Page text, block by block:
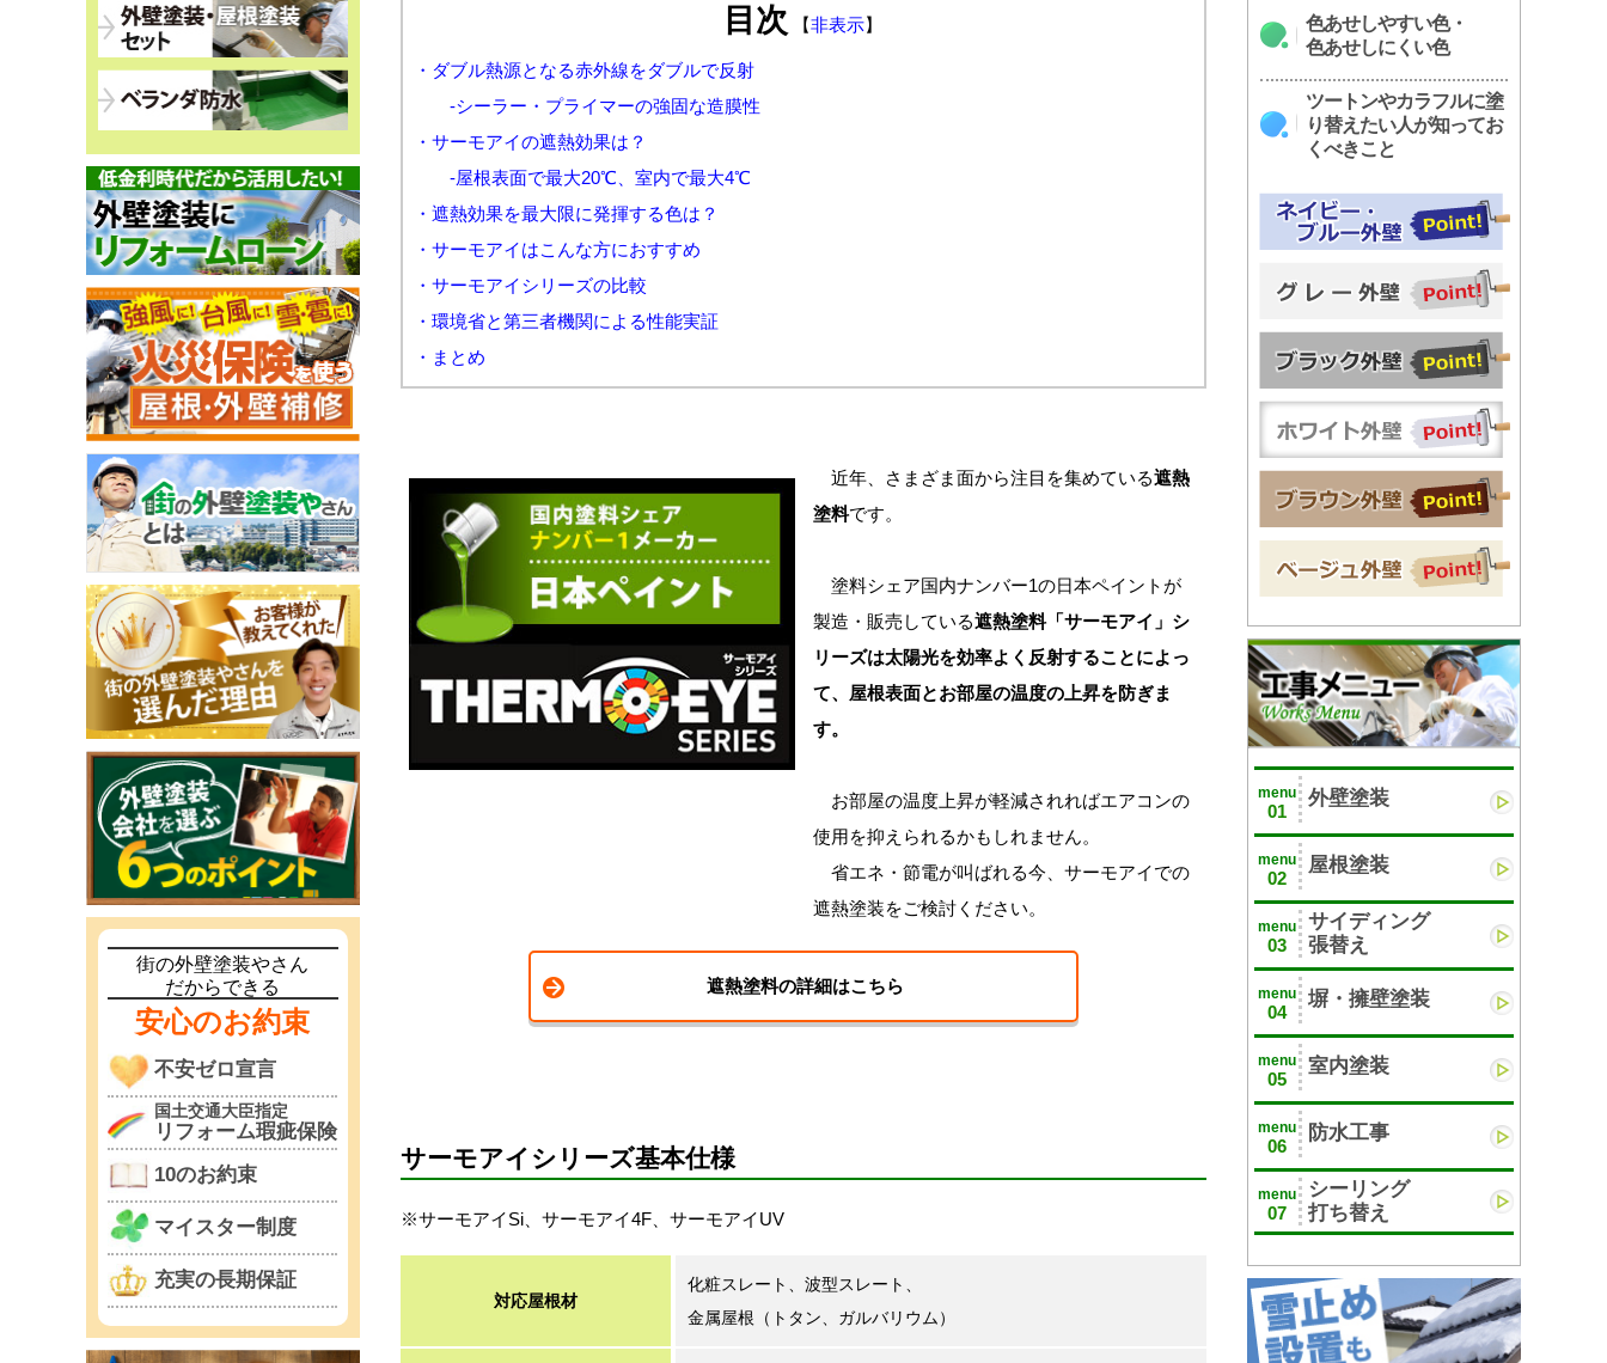
目次 【非表示】
・ダブル熱源となる赤外線をダブルで反射
-シーラー・プライマーの強固な造膜性
・サーモアイの遮熱効果は？
-屋根表面で最大20℃、室内で最大4℃
・遮熱効果を最大限に発揮する色は？
・サーモアイはこんな方におすすめ
・サーモアイシリーズの比較
・環境省と第三者機関による性能実証
・まとめ
近年、さまざま面から注目を集めている遮熱
塗料です。
塗料シェア国内ナンバー1の日本ペイントが
製造・販売している遮熱塗料「サーモアイ」シ
リーズは太陽光を効率よく反射することによっ
て、屋根表面とお部屋の温度の上昇を防ぎま
す。
お部屋の温度上昇が軽減されればエアコンの
使用を抑えられるかもしれません。
省エネ・節電が叫ばれる今、サーモアイでの
遮熱塗装をご検討ください。
遮熱塗料の詳細はこちら
サーモアイシリーズ基本仕様
※サーモアイSi、サーモアイ4F、サーモアイUV
対応屋根材
化粧スレート、波型スレート、
金属屋根（トタン、ガルバリウム）
色あせしやすい色・
色あせしにくい色
ツートンやカラフルに塗
り替えたい人が知ってお
くべきこと
menu
01
外壁塗装
menu
02
屋根塗装
menu
03
サイディング
張替え
menu
04
塀・擁壁塗装
menu
05
室内塗装
menu
06
防水工事
menu
07
シーリング
打ち替え
街の外壁塗装やさん
だからできる
安心のお約束
不安ゼロ宣言
国土交通大臣指定
リフォーム瑕疵保険
10のお約束
マイスター制度
充実の長期保証